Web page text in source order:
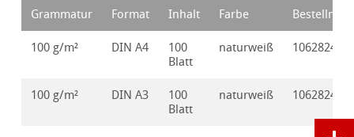
Grammatur Format Inhalt Farbe Bestellnr.
100 g/m² DIN A4
100
Blatt
naturweiß 10628245
100 g/m² DIN A3
100
Blatt
naturweiß 10628246